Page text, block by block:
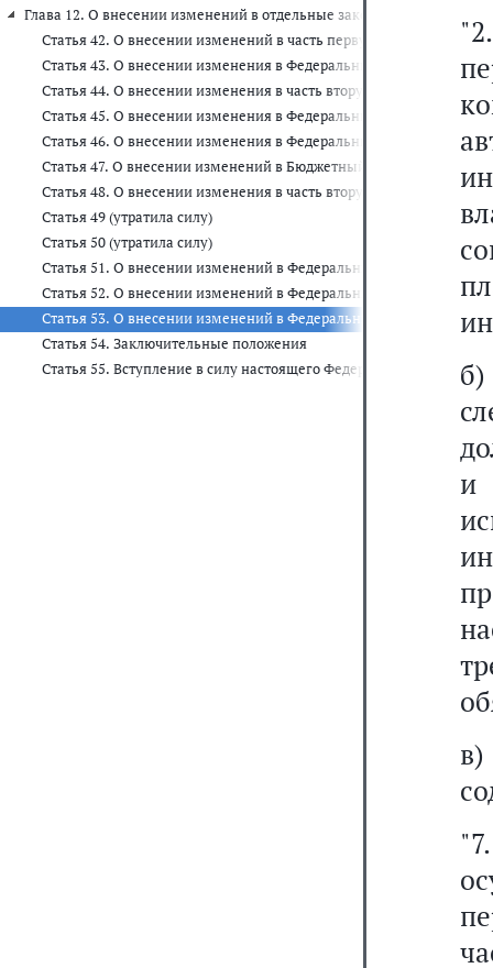
Глава 12. О внесении изменений в отдельные законодательные
Статья 42. О внесении изменений в часть первую Гражданского
Статья 43. О внесении изменения в Федеральный закон "О
Статья 44. О внесении изменения в часть вторую Гражданского
Статья 45. О внесении изменения в Федеральный закон "О
Статья 46. О внесении изменения в Федеральный закон "Об
Статья 47. О внесении изменений в Бюджетный кодекс РФ
Статья 48. О внесении изменения в часть вторую Налогового
Статья 49 (утратила силу)
Статья 50 (утратила силу)
Статья 51. О внесении изменений в Федеральный закон "О
Статья 52. О внесении изменений в Федеральный закон "О
Статья 53. О внесении изменений в Федеральный закон "Об
Статья 54. Заключительные положения
Статья 55. Вступление в силу настоящего Федерального закона
и